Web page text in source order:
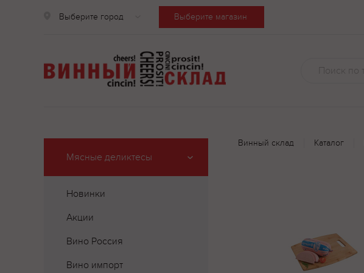
Выберите город Выберите магазин
Мясные деликтесы
Новинки
Акции
Вино Россия
Вино импорт
Винный склад Каталог